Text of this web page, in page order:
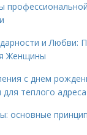
и Любви:
Женщины
с днем
теплого адреса
основные